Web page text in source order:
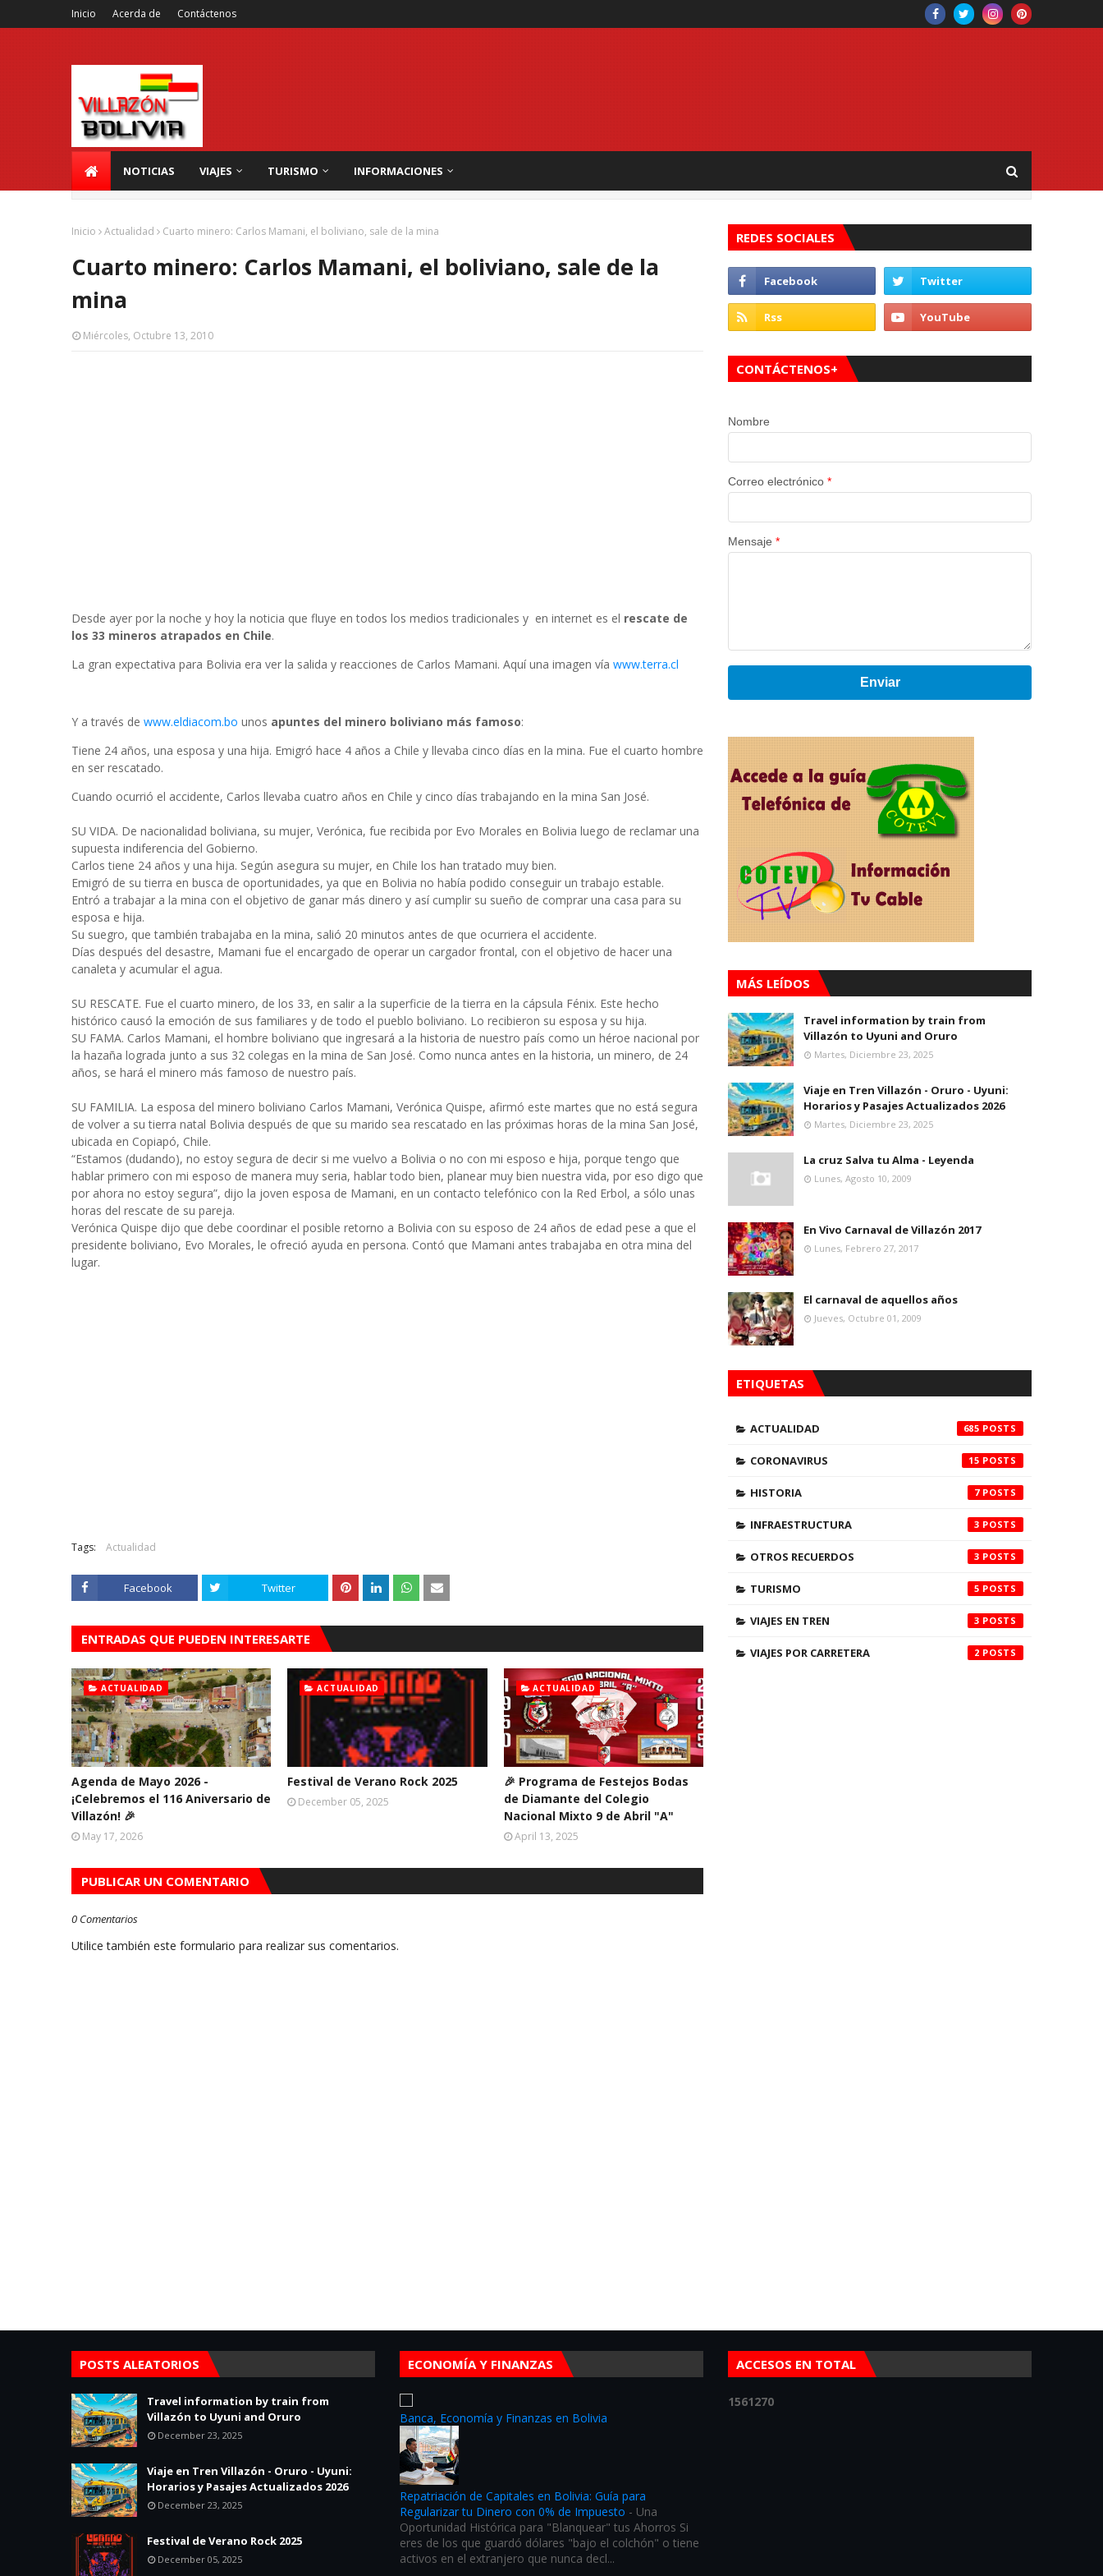
Inicio Acerda de Contáctenos
NOTICIAS VIAJES TURISMO INFORMACIONES
Inicio Actualidad Cuarto minero: Carlos Mamani, el boliviano, sale de la mina
Cuarto minero: Carlos Mamani, el boliviano, sale de la
mina
Miércoles, Octubre 13, 2010
Desde ayer por la noche y hoy la noticia que fluye en todos los medios tradicionales y en internet es el rescate de
los 33 mineros atrapados en Chile.
La gran expectativa para Bolivia era ver la salida y reacciones de Carlos Mamani. Aquí una imagen vía www.terra.cl
Y a través de www.eldiacom.bo unos apuntes del minero boliviano más famoso:
Tiene 24 años, una esposa y una hija. Emigró hace 4 años a Chile y llevaba cinco días en la mina. Fue el cuarto hombre
en ser rescatado.
Cuando ocurrió el accidente, Carlos llevaba cuatro años en Chile y cinco días trabajando en la mina San José.
SU VIDA. De nacionalidad boliviana, su mujer, Verónica, fue recibida por Evo Morales en Bolivia luego de reclamar una
supuesta indiferencia del Gobierno.
Carlos tiene 24 años y una hija. Según asegura su mujer, en Chile los han tratado muy bien.
Emigró de su tierra en busca de oportunidades, ya que en Bolivia no había podido conseguir un trabajo estable.
Entró a trabajar a la mina con el objetivo de ganar más dinero y así cumplir su sueño de comprar una casa para su
esposa e hija.
Su suegro, que también trabajaba en la mina, salió 20 minutos antes de que ocurriera el accidente.
Días después del desastre, Mamani fue el encargado de operar un cargador frontal, con el objetivo de hacer una
canaleta y acumular el agua.
SU RESCATE. Fue el cuarto minero, de los 33, en salir a la superficie de la tierra en la cápsula Fénix. Este hecho
histórico causó la emoción de sus familiares y de todo el pueblo boliviano. Lo recibieron su esposa y su hija.
SU FAMA. Carlos Mamani, el hombre boliviano que ingresará a la historia de nuestro país como un héroe nacional por
la hazaña lograda junto a sus 32 colegas en la mina de San José. Como nunca antes en la historia, un minero, de 24
años, se hará el minero más famoso de nuestro país.
SU FAMILIA. La esposa del minero boliviano Carlos Mamani, Verónica Quispe, afirmó este martes que no está segura
de volver a su tierra natal Bolivia después de que su marido sea rescatado en las próximas horas de la mina San José,
ubicada en Copiapó, Chile.
“Estamos (dudando), no estoy segura de decir si me vuelvo a Bolivia o no con mi esposo e hija, porque tengo que
hablar primero con mi esposo de manera muy seria, hablar todo bien, planear muy bien nuestra vida, por eso digo que
por ahora no estoy segura”, dijo la joven esposa de Mamani, en un contacto telefónico con la Red Erbol, a sólo unas
horas del rescate de su pareja.
Verónica Quispe dijo que debe coordinar el posible retorno a Bolivia con su esposo de 24 años de edad pese a que el
presidente boliviano, Evo Morales, le ofreció ayuda en persona. Contó que Mamani antes trabajaba en otra mina del
lugar.
Tags: Actualidad
Facebook Twitter
ENTRADAS QUE PUEDEN INTERESARTE
ACTUALIDAD
Agenda de Mayo 2026 -
¡Celebremos el 116 Aniversario de
Villazón! 🎉
May 17, 2026
ACTUALIDAD
Festival de Verano Rock 2025
December 05, 2025
ACTUALIDAD
🎉 Programa de Festejos Bodas
de Diamante del Colegio
Nacional Mixto 9 de Abril "A"
April 13, 2025
PUBLICAR UN COMENTARIO
0 Comentarios
Utilice también este formulario para realizar sus comentarios.
REDES SOCIALES
CONTÁCTENOS+
Nombre
Correo electrónico *
Mensaje *
Enviar
MÁS LEÍDOS
Travel information by train from
Villazón to Uyuni and Oruro
Martes, Diciembre 23, 2025
Viaje en Tren Villazón - Oruro - Uyuni:
Horarios y Pasajes Actualizados 2026
Martes, Diciembre 23, 2025
La cruz Salva tu Alma - Leyenda
Lunes, Agosto 10, 2009
En Vivo Carnaval de Villazón 2017
Lunes, Febrero 27, 2017
El carnaval de aquellos años
Jueves, Octubre 01, 2009
ETIQUETAS
ACTUALIDAD 685
CORONAVIRUS 15
HISTORIA 7
INFRAESTRUCTURA 3
OTROS RECUERDOS 3
TURISMO 5
VIAJES EN TREN 3
VIAJES POR CARRETERA 2
POSTS ALEATORIOS
Travel information by train from
Villazón to Uyuni and Oruro
December 23, 2025
Viaje en Tren Villazón - Oruro - Uyuni:
Horarios y Pasajes Actualizados 2026
December 23, 2025
Festival de Verano Rock 2025
December 05, 2025
ECONOMÍA Y FINANZAS
Banca, Economía y Finanzas en Bolivia
Repatriación de Capitales en Bolivia: Guía para
Regularizar tu Dinero con 0% de Impuesto - Una
Oportunidad Histórica para "Blanquear" tus Ahorros Si
eres de los que guardó dólares "bajo el colchón" o tiene
activos en el extranjero que nunca decl...
ACCESOS EN TOTAL
1561270